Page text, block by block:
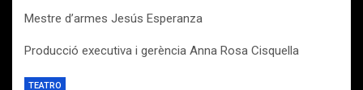
Mestre d’armes Jesús Esperanza
Producció executiva i gerència Anna Rosa Cisquella
TEATRO